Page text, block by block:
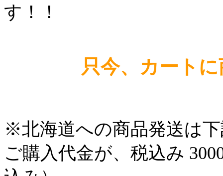
す！！
只今、カート
※北海道への商品発送は
ご購入代金が、税込み